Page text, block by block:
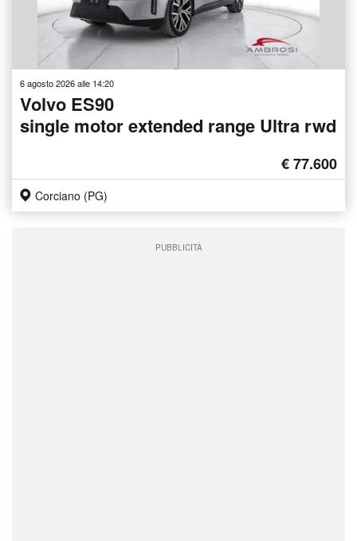
6 agosto 2026 alle 14:20
Volvo ES90
single motor extended range Ultra rwd
€ 77.600
Corciano (PG)
PUBBLICITÀ